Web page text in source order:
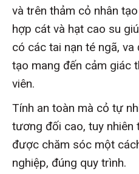
và trên thảm cỏ nhân
hợp cát và hạt cao su
có các tai nạn té ngã,
tạo mang đến cảm giác
viên.
Tính an toàn mà cỏ tự
tương đối cao, tuy nhiên
được chăm sóc một
nghiệp, đúng quy trình.